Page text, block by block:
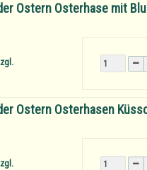
Ostern Osterhasemit
Ostern Osterhasen